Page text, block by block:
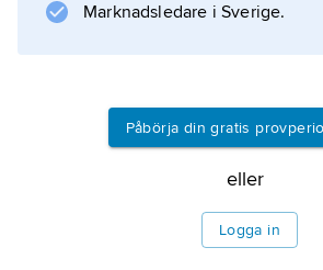
Marknadsledare i Sverige.
Påbörja din gratis
eller
Logga in